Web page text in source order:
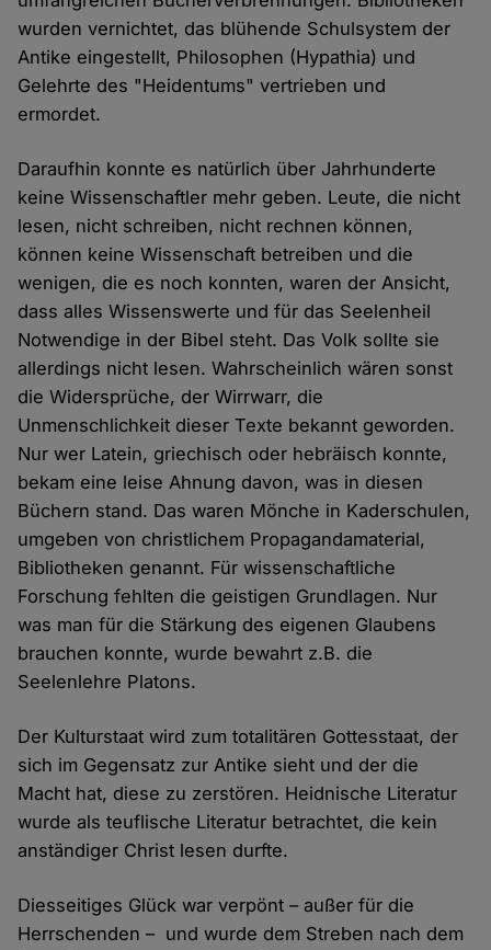
wurden vernichtet, das blühende Schulsystem der
Antike eingestellt, Philosophen (Hypathia) und
Gelehrte des "Heidentums" vertrieben und
ermordet.
Daraufhin konnte es natürlich über Jahrhunderte
keine Wissenschaftler mehr geben. Leute, die nicht
lesen, nicht schreiben, nicht rechnen können,
können keine Wissenschaft betreiben und die
wenigen, die es noch konnten, waren der Ansicht,
dass alles Wissenswerte und für das Seelenheil
Notwendige in der Bibel steht. Das Volk sollte sie
allerdings nicht lesen. Wahrscheinlich wären sonst
die Widersprüche, der Wirrwarr, die
Unmenschlichkeit dieser Texte bekannt geworden.
Nur wer Latein, griechisch oder hebräisch konnte,
bekam eine leise Ahnung davon, was in diesen
Büchern stand. Das waren Mönche in Kaderschulen,
umgeben von christlichem Propagandamaterial,
Bibliotheken genannt. Für wissenschaftliche
Forschung fehlten die geistigen Grundlagen. Nur
was man für die Stärkung des eigenen Glaubens
brauchen konnte, wurde bewahrt z.B. die
Seelenlehre Platons.
Der Kulturstaat wird zum totalitären Gottesstaat, der
sich im Gegensatz zur Antike sieht und der die
Macht hat, diese zu zerstören. Heidnische Literatur
wurde als teuflische Literatur betrachtet, die kein
anständiger Christ lesen durfte.
Diesseitiges Glück war verpönt – außer für die
Herrschenden – und wurde dem Streben nach dem